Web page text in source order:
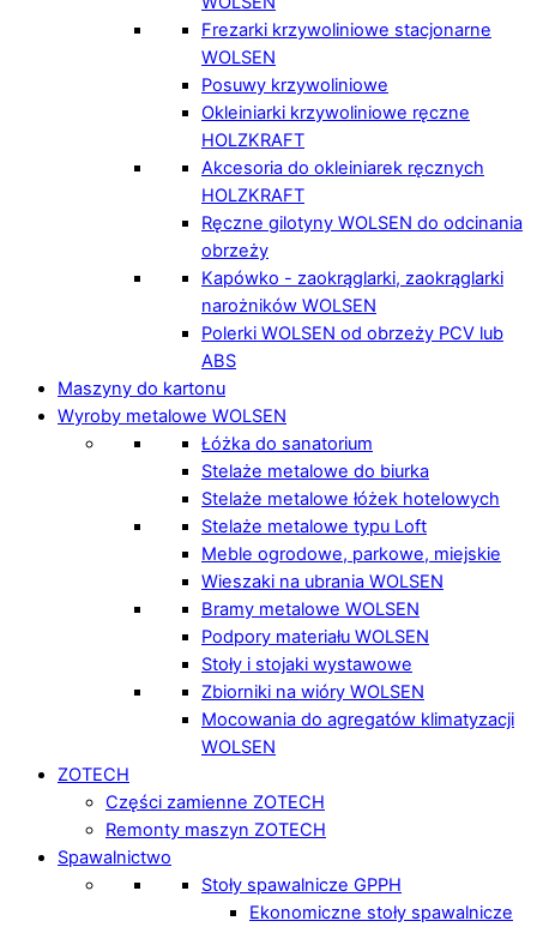
Frezarki krzywoliniowe stacjonarne
WOLSEN
Posuwy krzywoliniowe
Okleiniarki krzywoliniowe ręczne
HOLZKRAFT
Akcesoria do okleiniarek ręcznych
HOLZKRAFT
Ręczne gilotyny WOLSEN do odcinania
obrzeży
Kapówko - zaokrąglarki, zaokrąglarki
narożników WOLSEN
Polerki WOLSEN od obrzeży PCV lub
ABS
Maszyny do kartonu
Wyroby metalowe WOLSEN
Łóżka do sanatorium
Stelaże metalowe do biurka
Stelaże metalowe łóżek hotelowych
Stelaże metalowe typu Loft
Meble ogrodowe, parkowe, miejskie
Wieszaki na ubrania WOLSEN
Bramy metalowe WOLSEN
Podpory materiału WOLSEN
Stoły i stojaki wystawowe
Zbiorniki na wióry WOLSEN
Mocowania do agregatów klimatyzacji
WOLSEN
ZOTECH
Części zamienne ZOTECH
Remonty maszyn ZOTECH
Spawalnictwo
Stoły spawalnicze GPPH
Ekonomiczne stoły spawalnicze